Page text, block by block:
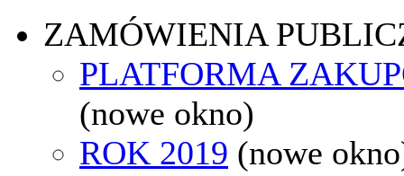
ZAMÓWIENIA
PLATFORMA
(nowe okno)
ROK 2019 (nowe